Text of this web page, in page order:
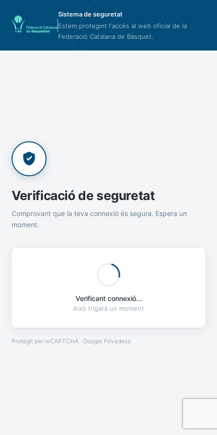
Sistema de seguretat
Estem protegint l'accés al web oficial de la
Federació Catalana de Bàsquet.
Verificació de seguretat
Comprovant que la teva connexió és segura. Espera un
moment.
Verificant connexió...
Això trigarà un moment
Protegit per reCAPTCHA · Google Privadesa